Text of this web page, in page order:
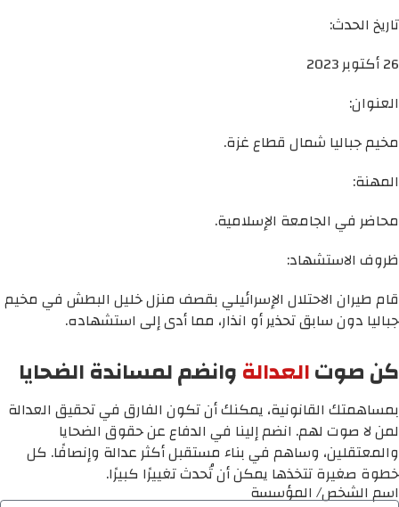
تاريخ الحدث:
26 أكتوبر 2023
العنوان:
مخيم جباليا شمال قطاع غزة.
المهنة:
محاضر في الجامعة الإسلامية.
ظروف الاستشهاد:
قام طيران الاحتلال الإسرائيلي بقصف منزل خليل البطش في مخيم
جباليا دون سابق تحذير أو انذار، مما أدى إلى استشهاده.
كن صوتالعدالةوانضم لمساندة الضحايا
بمساهمتك القانونية، يمكنك أن تكون الفارق في تحقيق العدالة
لمن لا صوت لهم. انضم إلينا في الدفاع عن حقوق الضحايا
والمعتقلين، وساهم في بناء مستقبل أكثر عدالة وإنصافًا. كل
خطوة صغيرة تتخذها يمكن أن تُحدث تغييرًا كبيرًا.
اسم الشخص/ المؤسسة